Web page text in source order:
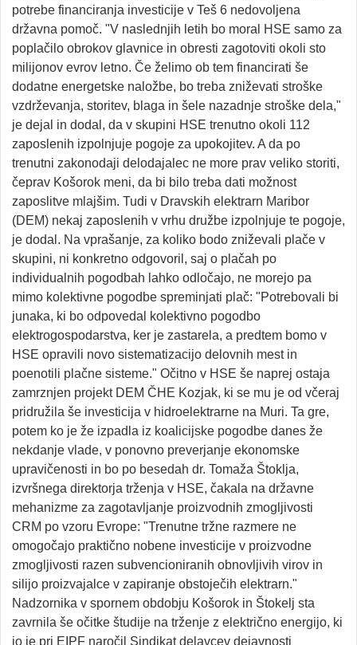
potrebe financiranja investicije v Teš 6 nedovoljena
državna pomoč. "V naslednjih letih bo moral HSE samo za
poplačilo obrokov glavnice in obresti zagotoviti okoli sto
milijonov evrov letno. Če želimo ob tem financirati še
dodatne energetske naložbe, bo treba zniževati stroške
vzdrževanja, storitev, blaga in šele nazadnje stroške dela,"
je dejal in dodal, da v skupini HSE trenutno okoli 112
zaposlenih izpolnjuje pogoje za upokojitev. A da po
trenutni zakonodaji delodajalec ne more prav veliko storiti,
čeprav Košorok meni, da bi bilo treba dati možnost
zaposlitve mlajšim. Tudi v Dravskih elektrarn Maribor
(DEM) nekaj zaposlenih v vrhu družbe izpolnjuje te pogoje,
je dodal. Na vprašanje, za koliko bodo zniževali plače v
skupini, ni konkretno odgovoril, saj o plačah po
individualnih pogodbah lahko odločajo, ne morejo pa
mimo kolektivne pogodbe spreminjati plač: "Potrebovali bi
junaka, ki bo odpovedal kolektivno pogodbo
elektrogospodarstva, ker je zastarela, a predtem bomo v
HSE opravili novo sistematizacijo delovnih mest in
poenotili plačne sisteme." Očitno v HSE še naprej ostaja
zamrznjen projekt DEM ČHE Kozjak, ki se mu je od včeraj
pridružila še investicija v hidroelektrarne na Muri. Ta gre,
potem ko je že izpadla iz koalicijske pogodbe danes že
nekdanje vlade, v ponovno preverjanje ekonomske
upravičenosti in bo po besedah dr. Tomaža Štoklja,
izvršnega direktorja trženja v HSE, čakala na državne
mehanizme za zagotavljanje proizvodnih zmogljivosti
CRM po vzoru Evrope: "Trenutne tržne razmere ne
omogočajo praktično nobene investicije v proizvodne
zmogljivosti razen subvencioniranih obnovljivih virov in
silijo proizvajalce v zapiranje obstoječih elektrarn."
Nadzornika v spornem obdobju Košorok in Štokelj sta
zavrnila še očitke študije na trženje z električno energijo, ki
jo je pri EIPF naročil Sindikat delavcev dejavnosti